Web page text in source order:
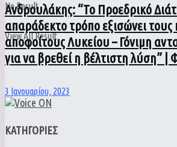
No Result
View All Result
Ανδρουλάκης: “Το Προεδρικό
απαράδεκτο τρόπο εξισώνει τους
αποφοίτους Λυκείου – Γόνιμη
για να βρεθεί η βέλτιστη λύση” |
3 Ιανουαρίου, 2023
ΚΑΤΗΓΟΡΙΕΣ